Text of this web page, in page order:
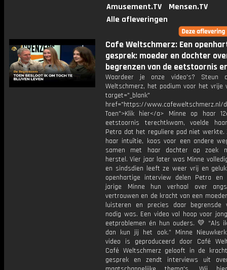
Amusement.TV
Mensen.TV
Alle afleveringen
Cafe Weltschmerz: Een
gesprek: moeder en dochter
begrenzen van de eetstoornis
Waardeer je onze video's? Steun
Weltschmerz, het podium voor het vrije
target="_blank"
href="https://www.cafeweltschmerz.nl/
Toen">Klik hier</a> Minne op haar
eetstoornis terechtkwam, voelde
Petra dat het reguliere pad niet werkte.
haar intuïtie, koos voor een andere
samen met haar dochter op zoek
herstel. Vier jaar later was Minne
en sindsdien leeft ze weer vrij en
openhartige interview delen Petra en
jarige Minne hun verhaal over
vertrouwen en de kracht van een
luisteren en precies daar begrensde
nodig was. Een video vol hoop voor
eetproblemen én hun ouders. 💛 “Als
dan kun jij het ook.” Minne
video is geproduceerd door Café
Café Weltschmerz gelooft in de
gesprek en zendt interviews uit